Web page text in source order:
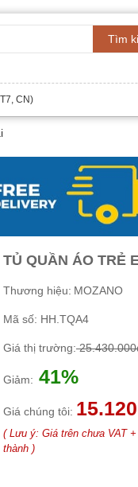
Tìm
CN)
TỦ QUẦN ÁO TRẺ
Thương hiệu: MOZANO
Mã số: HH.TQA4
Giá thị trường:
Giảm: 41%
Giá chúng tôi:
( Lưu ý: Giá trên chưa VAT
thành )